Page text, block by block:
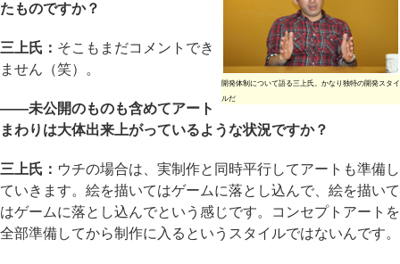
開発体制について語る三上氏。かなり独特の開発スタイ
ルだ
たものですか？
三上氏： そこもまだコメントでき
ません（笑）。
――未公開のものも含めてアート
まわりは大体出来上がっているような状況ですか？
三上氏： ウチの場合は、実制作と同時平行してアートも準備し
ていきます。絵を描いてはゲームに落とし込んで、絵を描いて
はゲームに落とし込んでという感じです。コンセプトアートを
全部準備してから制作に入るというスタイルではないんです。